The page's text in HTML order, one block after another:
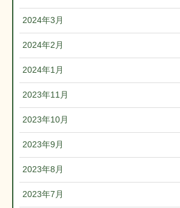
2024年3月
2024年2月
2024年1月
2023年11月
2023年10月
2023年9月
2023年8月
2023年7月